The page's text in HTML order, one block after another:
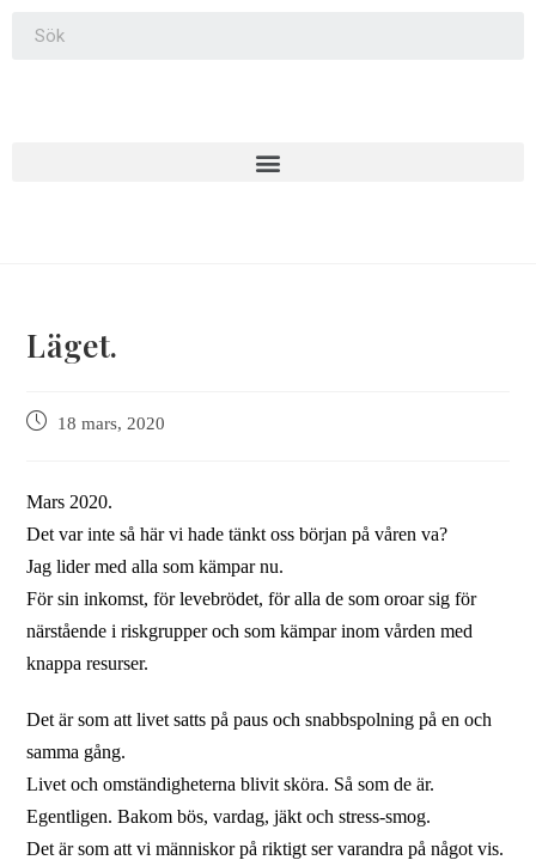
Läget.
18 mars, 2020
Mars 2020.
Det var inte så här vi hade tänkt oss början på våren va?
Jag lider med alla som kämpar nu.
För sin inkomst, för levebrödet, för alla de som oroar sig för
närstående i riskgrupper och som kämpar inom vården med
knappa resurser.
Det är som att livet satts på paus och snabbspolning på en och
samma gång.
Livet och omständigheterna blivit sköra. Så som de är.
Egentligen. Bakom bös, vardag, jäkt och stress-smog.
Det är som att vi människor på riktigt ser varandra på något vis.